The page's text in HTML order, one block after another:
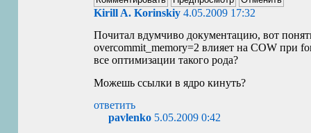
Kirill A. Korinskiy 4.05.2009 17:32
Почитал вдумчиво документацию, вот
overcommit_memory=2 влияет наCOW при
все оптимизации такого рода?
Можешь ссылки в ядро кинуть?
ответить
pavlenko 5.05.2009 0:42